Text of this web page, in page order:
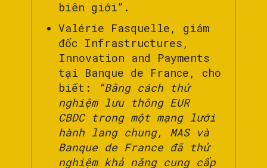
biên giới”.
Valérie Fasquelle, giám
đốc Infrastructures,
Innovation and Payments
tại Banque de France, cho
biết:
“Bằng cách thử
nghiệm lưu thông EUR
CBDC trong một mạng lưới
hành lang chung, MAS và
Banque de France đã thử
nghiệm khả năng cung cấp